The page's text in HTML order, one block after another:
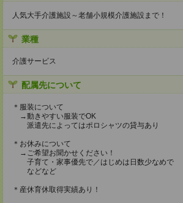
人気大手介護施設～老舗小規模介護施設まで！
業種
介護サービス
配属先について
＊服装について
→動きやすい服装でOK
派遣先によってはポロシャツの貸与あり
＊お休みについて
→ご希望お聞かせください！
子育て・家事優先で／はじめは日数少なめで
などなど
＊産休育休取得実績あり！